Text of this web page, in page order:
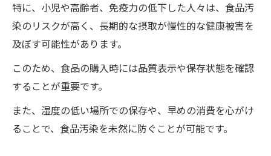
特に、小児や高齢者、免疫力の低下した人々は、食品汚
染のリスクが高く、長期的な摂取が慢性的な健康被害を
及ぼす可能性があります。
このため、食品の購入時には品質表示や保存状態を確認
することが重要です。
また、湿度の低い場所での保存や、早めの消費を心がけ
ることで、食品汚染を未然に防ぐことが可能です。